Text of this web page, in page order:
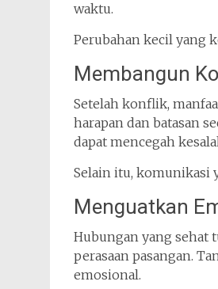
waktu.
Perubahan kecil yang
Membangun
Setelah konflik,
harapan dan batasan
dapat mencegah
Selain itu, komunikasi
Menguatkan
Hubungan yang sehat
perasaan pasangan.
emosional.